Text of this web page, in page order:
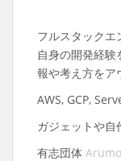
フルスタックエ
自身の開発経
報や考え方をア
AWS, GCP,
ガジェットや自
有志団体